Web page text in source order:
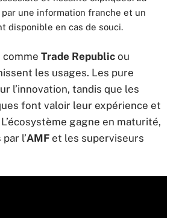
une information franche et un
disponible en cas de souci.
Trade Republic ou
les usages. Les pure
l’innovation, tandis que les
font valoir leur expérience et
gagne en maturité,
l’AMF et les superviseurs